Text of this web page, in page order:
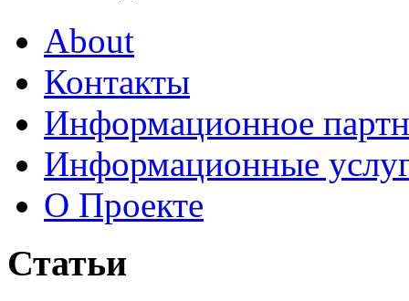
About
Контакты
Информационное
Информационные
О Проекте
Статьи